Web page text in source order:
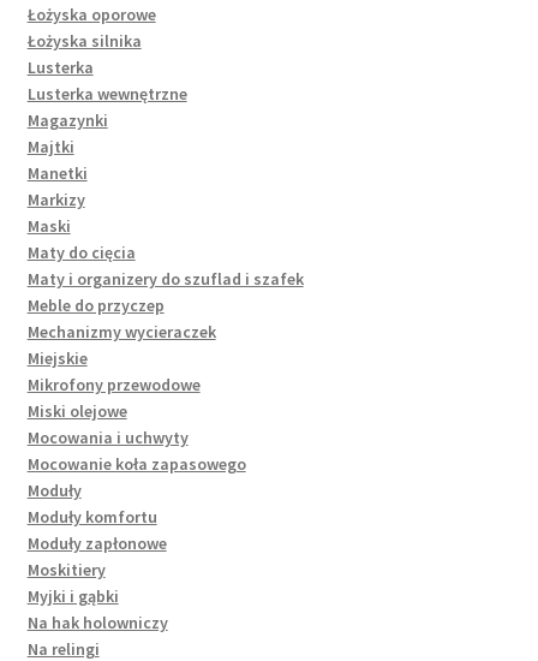
Łożyska oporowe
Łożyska silnika
Lusterka
Lusterka wewnętrzne
Magazynki
Majtki
Manetki
Markizy
Maski
Maty do cięcia
Maty i organizery do szuflad i szafek
Meble do przyczep
Mechanizmy wycieraczek
Miejskie
Mikrofony przewodowe
Miski olejowe
Mocowania i uchwyty
Mocowanie koła zapasowego
Moduły
Moduły komfortu
Moduły zapłonowe
Moskitiery
Myjki i gąbki
Na hak holowniczy
Na relingi